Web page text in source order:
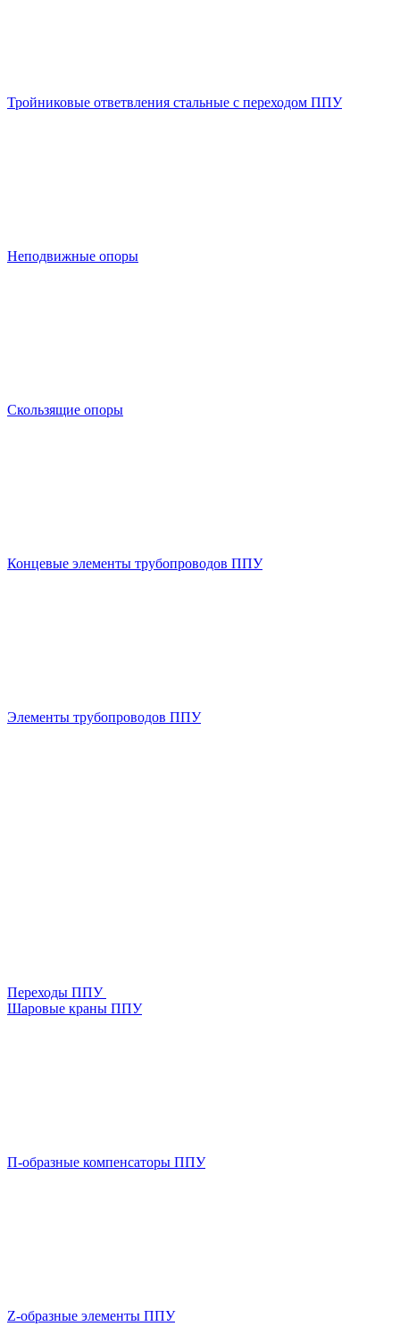
Тройниковые ответвления стальные с переходом ППУ
Неподвижные опоры
Скользящие опоры
Концевые элементы трубопроводов ППУ
Элементы трубопроводов ППУ
Переходы ППУ
Шаровые краны ППУ
П-образные компенсаторы ППУ
Z-образные элементы ППУ